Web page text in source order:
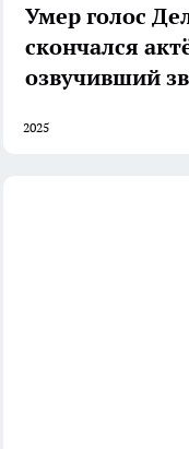
Умер голос
скончался
озвучивший
2025